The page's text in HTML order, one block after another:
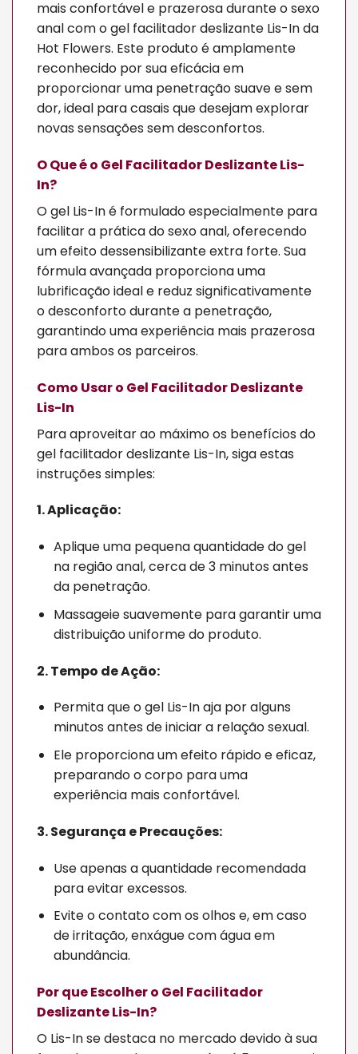
mais confortável e prazerosa durante o sexo
anal com o gel facilitador deslizante Lis-In da
Hot Flowers. Este produto é amplamente
reconhecido por sua eficácia em
proporcionar uma penetração suave e sem
dor, ideal para casais que desejam explorar
novas sensações sem desconfortos.
O Que é o Gel Facilitador Deslizante Lis-
In?
O gel Lis-In é formulado especialmente para
facilitar a prática do sexo anal, oferecendo
um efeito dessensibilizante extra forte. Sua
fórmula avançada proporciona uma
lubrificação ideal e reduz significativamente
o desconforto durante a penetração,
garantindo uma experiência mais prazerosa
para ambos os parceiros.
Como Usar o Gel Facilitador Deslizante
Lis-In
Para aproveitar ao máximo os benefícios do
gel facilitador deslizante Lis-In, siga estas
instruções simples:
1. Aplicação:
Aplique uma pequena quantidade do gel
na região anal, cerca de 3 minutos antes
da penetração.
Massageie suavemente para garantir uma
distribuição uniforme do produto.
2. Tempo de Ação:
Permita que o gel Lis-In aja por alguns
minutos antes de iniciar a relação sexual.
Ele proporciona um efeito rápido e eficaz,
preparando o corpo para uma
experiência mais confortável.
3. Segurança e Precauções:
Use apenas a quantidade recomendada
para evitar excessos.
Evite o contato com os olhos e, em caso
de irritação, enxágue com água em
abundância.
Por que Escolher o Gel Facilitador
Deslizante Lis-In?
O Lis-In se destaca no mercado devido à sua